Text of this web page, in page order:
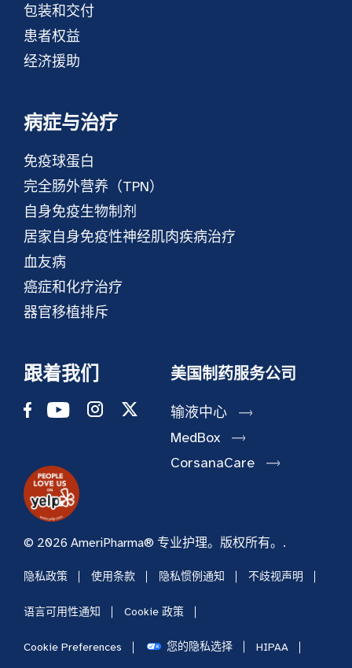
包装和交付
患者权益
经济援助
病症与治疗
免疫球蛋白
完全肠外营养（TPN）
自身免疫生物制剂
居家自身免疫性神经肌肉疾病治疗
血友病
癌症和化疗治疗
器官移植排斥
跟着我们 美国制药服务公司
输液中心
MedBox
CorsanaCare
© 2026 AmeriPharma® 专业护理。版权所有。.
隐私政策 使用条款 隐私惯例通知 不歧视声明
语言可用性通知 Cookie 政策
Cookie Preferences 您的隐私选择 HIPAA